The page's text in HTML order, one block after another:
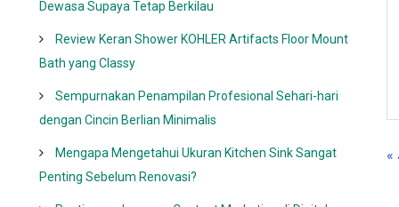
Dewasa Supaya Tetap Berkilau
Review Keran Shower KOHLER Artifacts Floor Mount
Bath yang Classy
Sempurnakan Penampilan Profesional Sehari-hari
dengan Cincin Berlian Minimalis
Mengapa Mengetahui Ukuran Kitchen Sink Sangat
Penting Sebelum Renovasi?
«